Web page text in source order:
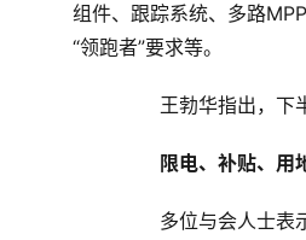
组件、跟踪系统、多路
“领跑者”要求等。
　　王勃华指出，
限电、补贴、用